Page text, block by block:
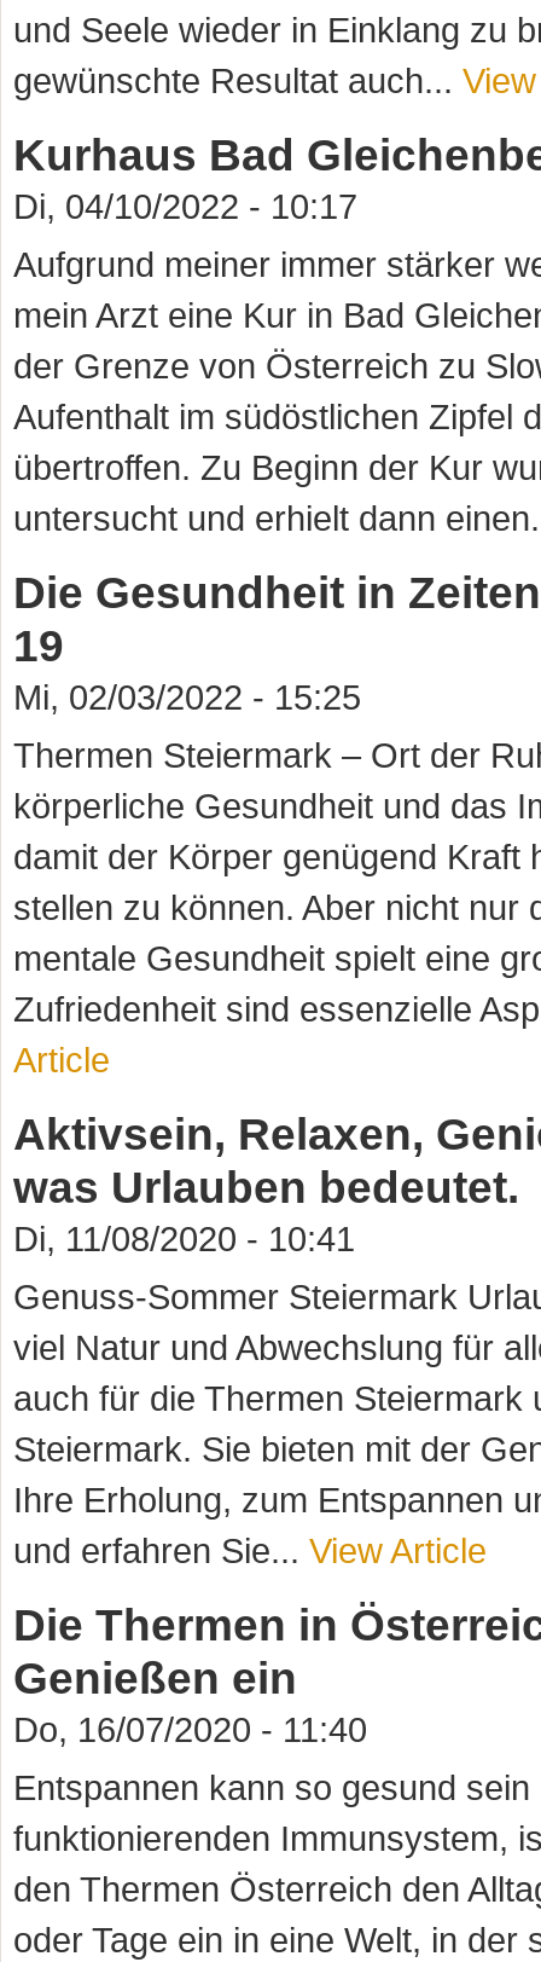
und Seele wieder in Einklang zu
gewünschte Resultat auch...
Kurhaus Bad
Di, 04/10/2022 - 10:17
Aufgrund meiner immer stärker
mein Arzt eine Kur in Bad
der Grenze von Österreich zu
Aufenthalt im südöstlichen Zipfel
übertroffen. Zu Beginn der Kur
untersucht und erhielt dann
Die Gesundheit in
19
Mi, 02/03/2022 - 15:25
Thermen Steiermark – Ort der
körperliche Gesundheit und das
damit der Körper genügend
stellen zu können. Aber nicht nur
mentale Gesundheit spielt eine
Zufriedenheit sind essenzielle
Article
Aktivsein, Relaxen,
was Urlauben bedeutet.
Di, 11/08/2020 - 10:41
Genuss-Sommer Steiermark
viel Natur und Abwechslung für
auch für die Thermen
Steiermark. Sie bieten mit der
Ihre Erholung, zum Entspannen
und erfahren Sie... View Article
Die Thermen in
Genießen ein
Do, 16/07/2020 - 11:40
Entspannen kann so gesund
funktionierenden Immunsystem,
den Thermen Österreich den
oder Tage ein in eine Welt, in